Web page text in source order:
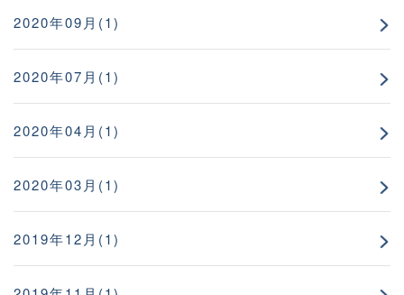
2020年09月(1)
2020年07月(1)
2020年04月(1)
2020年03月(1)
2019年12月(1)